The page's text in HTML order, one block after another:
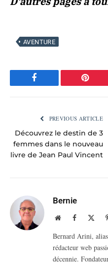
AVENTURE
Facebook
PREVIOUS ARTICLE
Découvrez le destin de 3
femmes dans le nouveau
livre de Jean Paul Vincent
Bernie
WebsiteFacebook
Bernard Arini,
rédacteur web
décennie.